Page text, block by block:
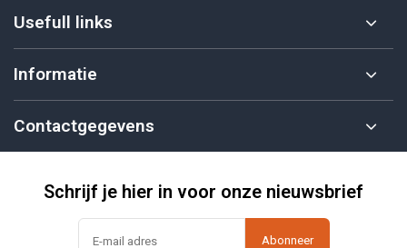
Usefull links
Informatie
Contactgegevens
Schrijf je hier in voor onze nieuwsbrief
Abonneer